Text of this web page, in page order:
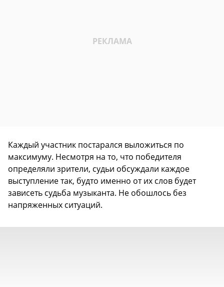
Каждый участник постарался выложиться по
максимуму. Несмотря на то, что победителя
определяли зрители, судьи обсуждали каждое
выступление так, будто именно от их слов будет
зависеть судьба музыканта. Не обошлось без
напряженных ситуаций.